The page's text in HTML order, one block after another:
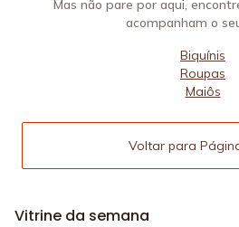
Mas não pare por aqui,
acompanham o
Biquínis
Roupas
Maiôs
Voltar para
Vitrine da semana